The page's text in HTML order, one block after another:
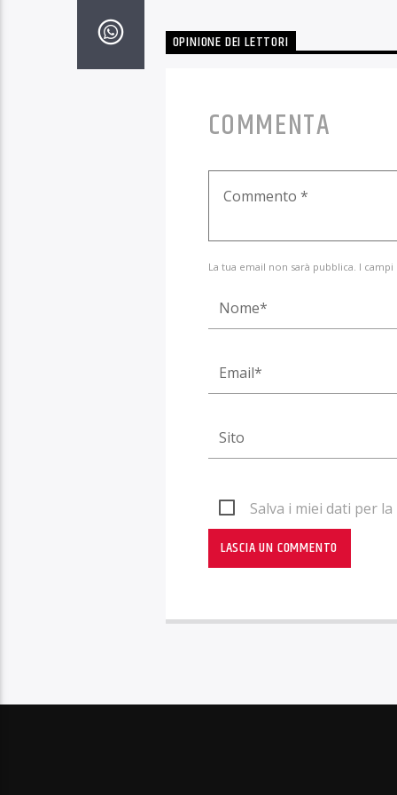
OPINIONE DEI LETTORI
COMMENTA
La tua email non sarà pubblica. I
Salva i miei dati per